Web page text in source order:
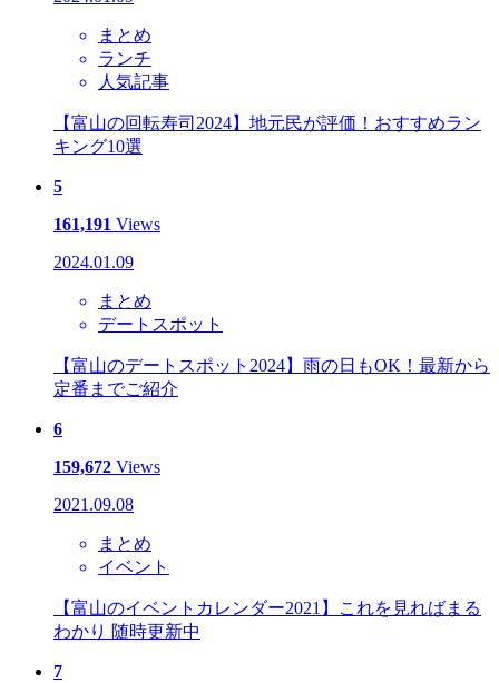
まとめ
ランチ
人気記事
【富山の回転寿司2024】地元民が評価！おすすめラン
キング10選
5
161,191 Views
2024.01.09
まとめ
デートスポット
【富山のデートスポット2024】雨の日もOK！最新から
定番までご紹介
6
159,672 Views
2021.09.08
まとめ
イベント
【富山のイベントカレンダー2021】これを見ればまる
わかり 随時更新中
7